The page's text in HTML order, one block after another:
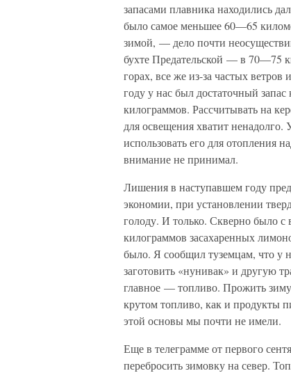
запасами плавника находились
было самое меньшее 60—65
зимой, — дело почти
бухте Предательской — в 70—75
горах, все же из-за частых
году у нас был достаточный запас
килограммов. Рассчитывать на
для освещения хватит
использовать его для отопления
внимание не принимал.
Лишения в наступавшем году
экономии, при установлении
голоду. И только. Скверно было
килограммов засахаренных
было. Я сообщил туземцам, что у
заготовить «нунивак» и другую
главное — топливо. Прожить
крутом топливо, как и продукты
этой основы мы почти не имели.
Еще в телеграмме от первого
перебросить зимовку на север.